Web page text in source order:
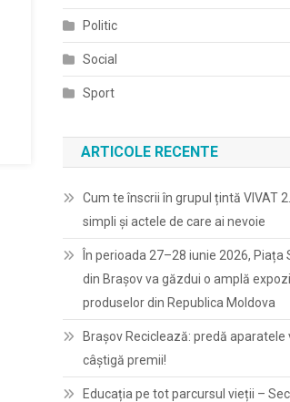
Politic
Social
Sport
ARTICOLE RECENTE
Cum te înscrii în grupul țintă VIVAT
simpli și actele de care ai nevoie
În perioada 27–28 iunie 2026, Piața
din Brașov va găzdui o amplă
produselor din Republica Moldova
Brașov Reciclează: predă aparatele
câștigă premii!
Educația pe tot parcursul vieții –